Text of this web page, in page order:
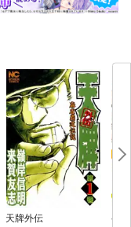
天牌外伝 ゲ